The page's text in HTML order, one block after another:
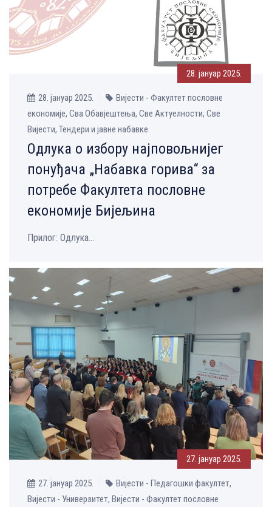
28. јануар 2025.
28. јануар 2025.
Вијести - Факултет пословне
економије, Сва Обавјештења, Све Aктуелности, Све
Вијести, Тендери и јавне набавке
Одлука о избору најповољнијег
понуђача „Набавка горива“ за
потребе Факултета пословне
економије Бијељина
Прилог: Одлука...
27. јануар 2025.
27. јануар 2025.
Вијести - Педагошки факултет,
Вијести - Универзитет, Вијести - Факултет пословне